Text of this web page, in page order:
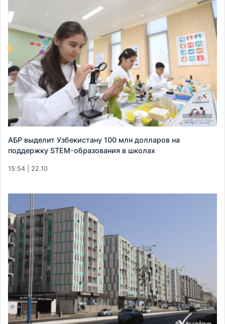
АБР выделит Узбекистану 100 млн долларов на
поддержку STEM-образования в школах
15:54 | 22.10